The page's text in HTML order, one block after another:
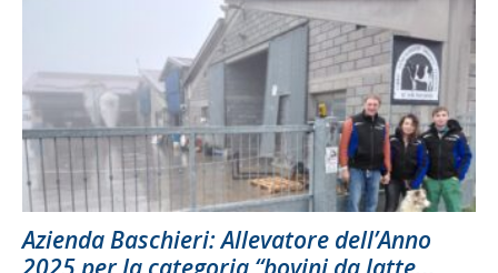
Azienda Baschieri: Allevatore dell’Anno